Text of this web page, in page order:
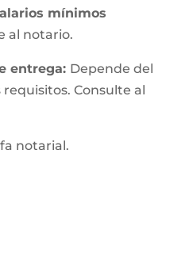
mínimos
al notario.
entrega: Depende del
Consulte al
notarial.